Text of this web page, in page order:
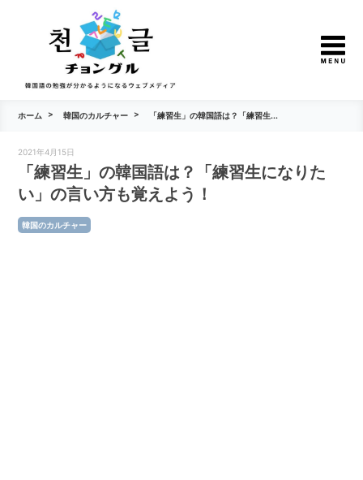
ホーム 韓国のカルチャー 「練習生」の韓国語は？「練習生...
2021年4月15日
「練習生」の韓国語は？「練習生になりた
い」の言い方も覚えよう！
韓国のカルチャー